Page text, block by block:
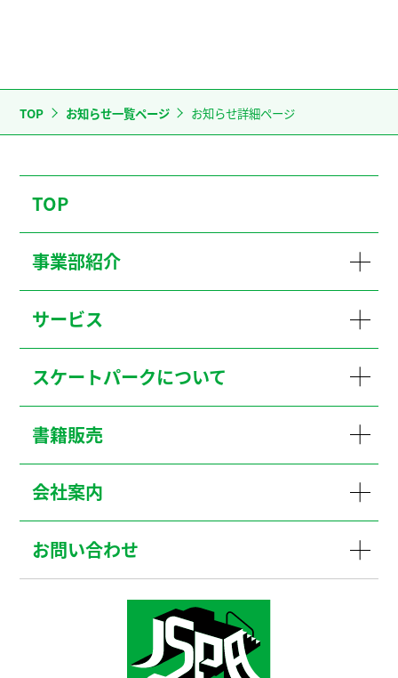
TOP お知らせ一覧ページ お知らせ詳細ページ
TOP
事業部紹介
サービス
スケートパークについて
書籍販売
会社案内
お問い合わせ